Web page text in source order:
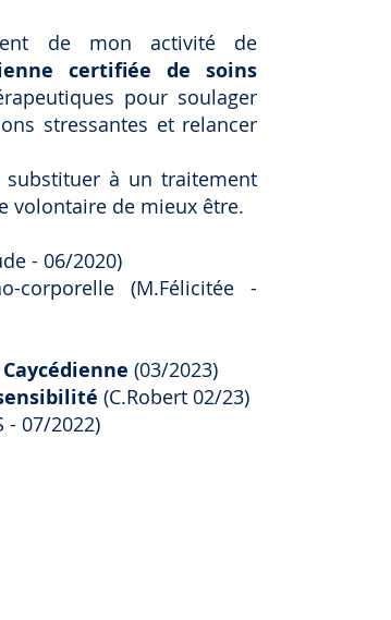
de mon activité de
certifiée de soins
pour soulager
stressantes et relancer
à un traitement
volontaire de mieux être.
- 06/2020)
corporelle(M.Félicitée -
(03/2023)
(C.Robert 02/23)
- 07/2022)